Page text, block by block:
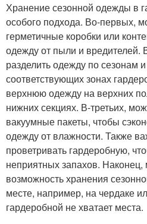
Хранение сезонной одежды в
особого подхода. Во-первых,
герметичные коробки или
одежду от пыли и вредителей.
разделить одежду по сезонам
соответствующих зонах
верхнюю одежду на верхних
нижних секциях. В-третьих,
вакуумные пакеты, чтобы
одежду от влажности. Также
проветривать гардеробную,
неприятных запахов.
возможность хранения
месте, например, на чердаке
гардеробной не хватает места.